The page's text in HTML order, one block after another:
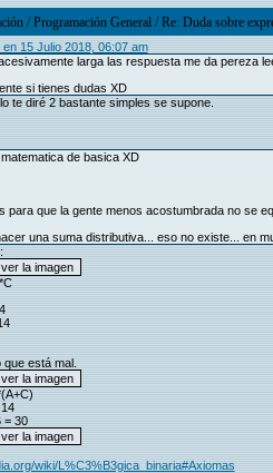
/Programación General/Re: Duda sobre
15 Julio 2018, 06:07 am
larga las respuesta me da pereza
si tienes dudas XD
te diré 2 bastante simples se supone.
de basica XD
para que la gente menos acostumbrada no se
una suma distributiva... eso no existe... en
está mal.
= 30
wiki/L%C3%B3gica_binaria#Axiomas